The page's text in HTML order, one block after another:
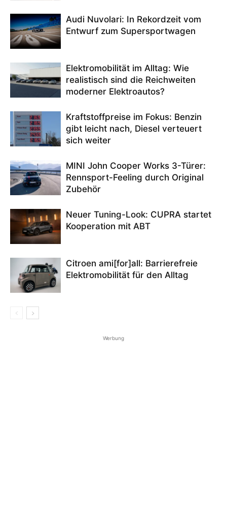
Audi Nuvolari: In Rekordzeit vom
Entwurf zum Supersportwagen
Elektromobilität im Alltag: Wie
realistisch sind die Reichweiten
moderner Elektroautos?
Kraftstoffpreise im Fokus: Benzin
gibt leicht nach, Diesel verteuert
sich weiter
MINI John Cooper Works 3-Türer:
Rennsport-Feeling durch Original
Zubehör
Neuer Tuning-Look: CUPRA startet
Kooperation mit ABT
Citroen ami[for]all: Barrierefreie
Elektromobilität für den Alltag
Werbung